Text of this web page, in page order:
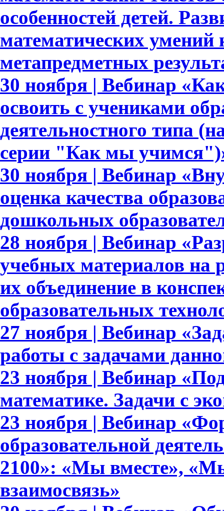
особенностей детей.
математических умений
метапредметных
30 ноября | Вебинар
освоить с учениками
деятельностного типа
серии "Как мы
30 ноября | Вебинар
оценка качества
дошкольных
28 ноября | Вебинар
учебных материалов на
их объединение в
образовательных
27 ноября | Вебинар
работы с задачами
23 ноября | Вебинар
математике. Задачи с
23 ноября | Вебинар
образовательной
2100»: «Мы вместе»,
взаимосвязь»